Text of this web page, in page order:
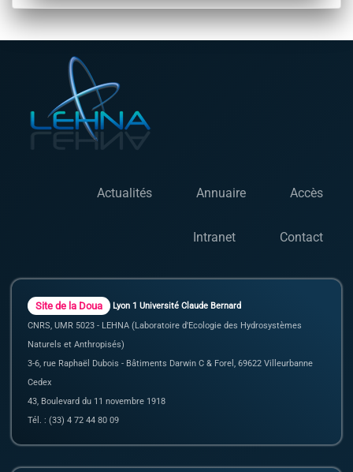
laboratoire. Il a permis de poser les bases du
programme Marie-Curie TOADALAN
Actualités Annuaire Accès
Intranet Contact
Site de la Doua
Lyon 1 Université Claude Bernard
CNRS, UMR 5023 - LEHNA (Laboratoire d'Ecologie des Hydrosystèmes
Naturels et Anthropisés)
3-6, rue Raphaël Dubois - Bâtiments Darwin C & Forel, 69622 Villeurbanne
Cedex
43, Boulevard du 11 novembre 1918
Tél. : (33) 4 72 44 80 09